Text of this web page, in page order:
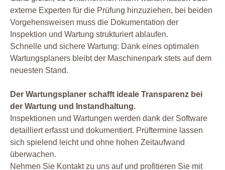
externe Experten für die Prüfung hinzuziehen, bei beiden
Vorgehensweisen muss die Dokumentation der
Inspektion und Wartung strukturiert ablaufen.
Schnelle und sichere Wartung: Dank eines optimalen
Wartungsplaners bleibt der Maschinenpark stets auf dem
neuesten Stand.
Der Wartungsplaner schafft ideale Transparenz bei
der Wartung und Instandhaltung.
Inspektionen und Wartungen werden dank der Software
detailliert erfasst und dokumentiert. Prüftermine lassen
sich spielend leicht und ohne hohen Zeitaufwand
überwachen.
Nehmen Sie Kontakt zu uns auf und profitieren Sie mit